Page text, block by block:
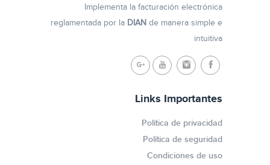
Implementa la facturación electrónica
reglamentada por la DIAN de manera simple e
intuitiva
Links Importantes
Política de privacidad
Política de seguridad
Condiciones de uso